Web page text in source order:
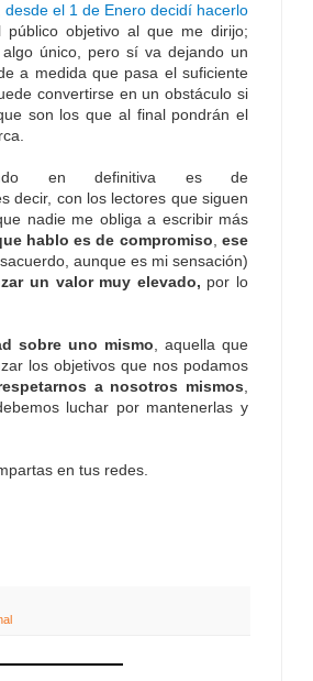
desde el 1 de Enero decidí hacerlo
objetivo al que me dirijo;
único, pero sí va dejando un
a medida que pasa el suficiente
convertirse en un obstáculo si
son los que al final pondrán el
en definitiva es de
decir, con los lectores que siguen
nadie me obliga a escribir más
hablo es de compromiso ,ese
aunque es mi sensación)
un valor muy elevado, por lo
sobre uno mismo , aquella que
los objetivos que nos podamos
a nosotros mismos
luchar por mantenerlas y
en tus redes.